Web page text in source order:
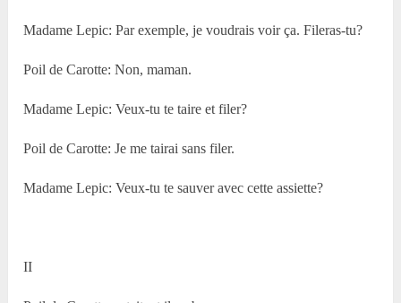
Madame Lepic: Par exemple, je voudrais voir ça. Fileras-tu?
Poil de Carotte: Non, maman.
Madame Lepic: Veux-tu te taire et filer?
Poil de Carotte: Je me tairai sans filer.
Madame Lepic: Veux-tu te sauver avec cette assiette?
II